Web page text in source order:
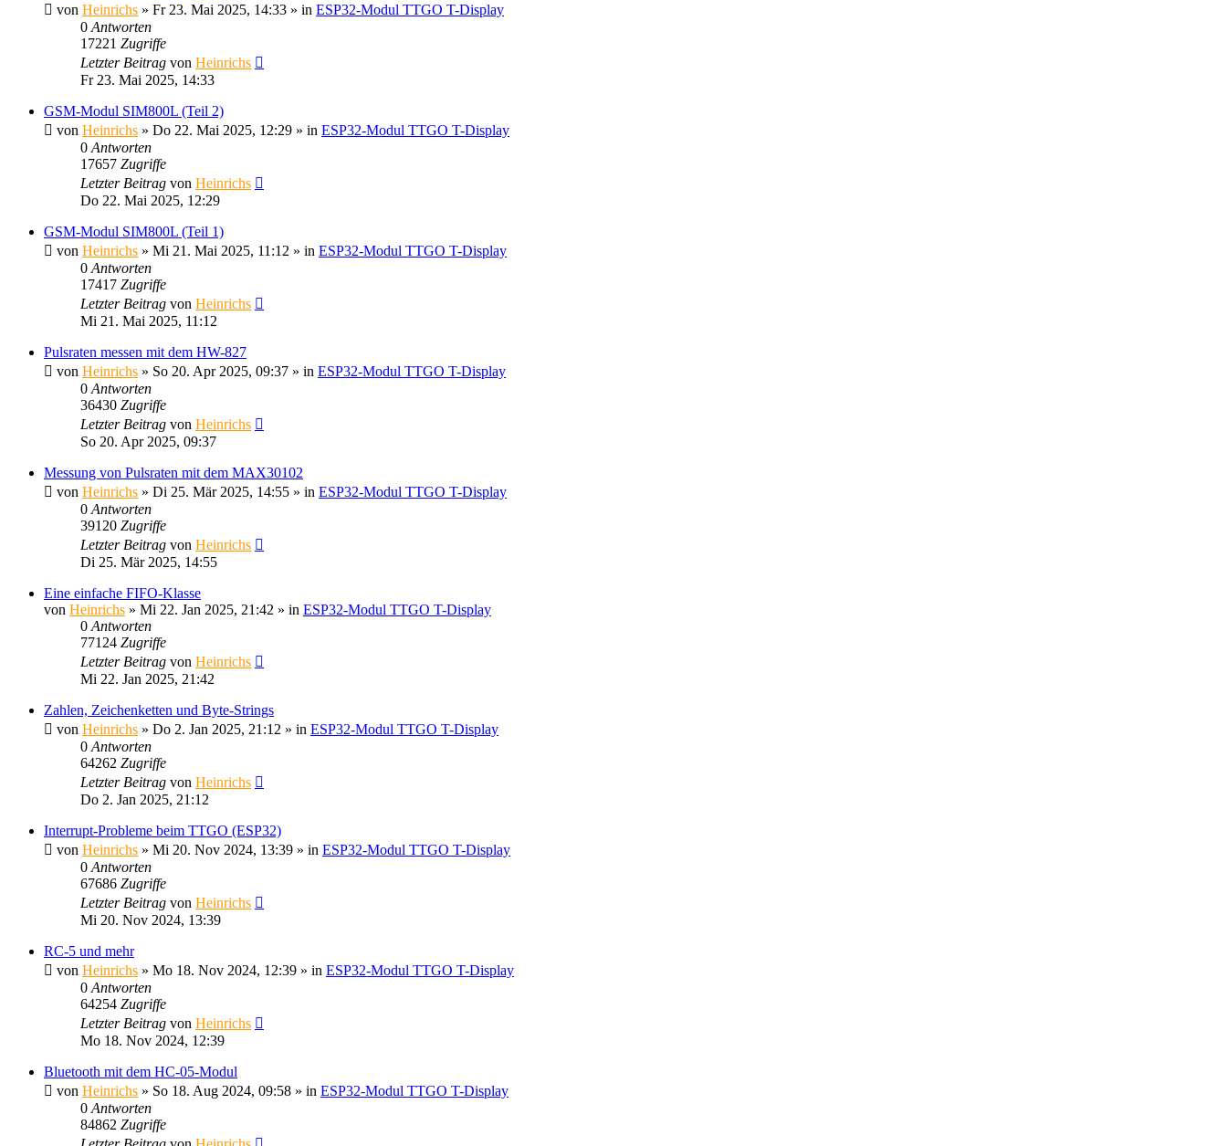
von Heinrichs » Fr 23. Mai 2025, 14:33 » in ESP32-Modul TTGO T-Display
0 Antworten
17221 Zugriffe
Letzter Beitrag von Heinrichs
Fr 23. Mai 2025, 14:33
GSM-Modul SIM800L (Teil 2)
von Heinrichs » Do 22. Mai 2025, 12:29 » in ESP32-Modul TTGO T-Display
0 Antworten
17657 Zugriffe
Letzter Beitrag von Heinrichs
Do 22. Mai 2025, 12:29
GSM-Modul SIM800L (Teil 1)
von Heinrichs » Mi 21. Mai 2025, 11:12 » in ESP32-Modul TTGO T-Display
0 Antworten
17417 Zugriffe
Letzter Beitrag von Heinrichs
Mi 21. Mai 2025, 11:12
Pulsraten messen mit dem HW-827
von Heinrichs » So 20. Apr 2025, 09:37 » in ESP32-Modul TTGO T-Display
0 Antworten
36430 Zugriffe
Letzter Beitrag von Heinrichs
So 20. Apr 2025, 09:37
Messung von Pulsraten mit dem MAX30102
von Heinrichs » Di 25. Mär 2025, 14:55 » in ESP32-Modul TTGO T-Display
0 Antworten
39120 Zugriffe
Letzter Beitrag von Heinrichs
Di 25. Mär 2025, 14:55
Eine einfache FIFO-Klasse
von Heinrichs » Mi 22. Jan 2025, 21:42 » in ESP32-Modul TTGO T-Display
0 Antworten
77124 Zugriffe
Letzter Beitrag von Heinrichs
Mi 22. Jan 2025, 21:42
Zahlen, Zeichenketten und Byte-Strings
von Heinrichs » Do 2. Jan 2025, 21:12 » in ESP32-Modul TTGO T-Display
0 Antworten
64262 Zugriffe
Letzter Beitrag von Heinrichs
Do 2. Jan 2025, 21:12
Interrupt-Probleme beim TTGO (ESP32)
von Heinrichs » Mi 20. Nov 2024, 13:39 » in ESP32-Modul TTGO T-Display
0 Antworten
67686 Zugriffe
Letzter Beitrag von Heinrichs
Mi 20. Nov 2024, 13:39
RC-5 und mehr
von Heinrichs » Mo 18. Nov 2024, 12:39 » in ESP32-Modul TTGO T-Display
0 Antworten
64254 Zugriffe
Letzter Beitrag von Heinrichs
Mo 18. Nov 2024, 12:39
Bluetooth mit dem HC-05-Modul
von Heinrichs » So 18. Aug 2024, 09:58 » in ESP32-Modul TTGO T-Display
0 Antworten
84862 Zugriffe